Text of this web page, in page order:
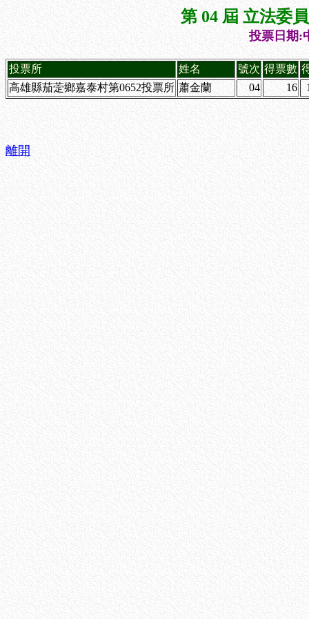
第 04 屆 立法委
投票日期:
投票所 姓名 號次 得票數
高雄縣茄萣鄉嘉泰村第0652投票所 蕭金蘭 04 16
離開